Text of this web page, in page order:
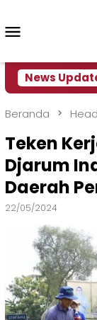
konten
News
Beranda
Teken
Djarum
Daerah
22/05/2024